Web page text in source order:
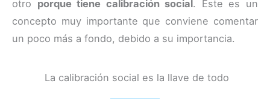
otro porque tiene calibración social. Este es un
concepto muy importante que conviene comentar
un poco más a fondo, debido a su importancia.
La calibración social es la llave de todo